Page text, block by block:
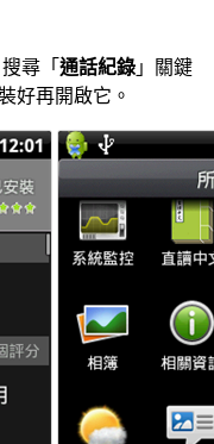
尋「 通話紀錄 」關鍵
好再開啟它。